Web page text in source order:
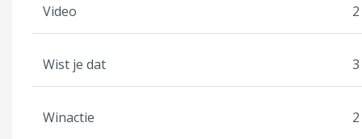
Video 2
Wist je dat 3
Winactie 2